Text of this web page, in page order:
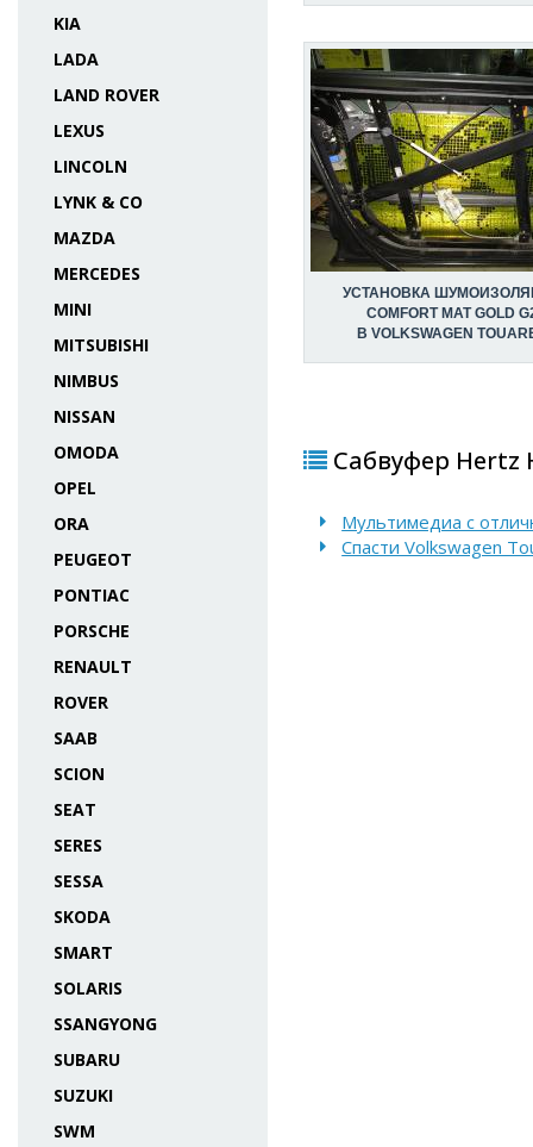
KIA
LADA
LAND ROVER
LEXUS
LINCOLN
LYNK & CO
MAZDA
MERCEDES
MINI
MITSUBISHI
NIMBUS
NISSAN
OMODA
OPEL
ORA
PEUGEOT
PONTIAC
PORSCHE
RENAULT
ROVER
SAAB
SCION
SEAT
SERES
SESSA
SKODA
SMART
SOLARIS
SSANGYONG
SUBARU
SUZUKI
SWM
УСТАНОВКА
COMFORT MAT GOLD
В VOLKSWAGEN
Сабвуфер Hertz
Мультимедиа с
Спасти Volkswagen